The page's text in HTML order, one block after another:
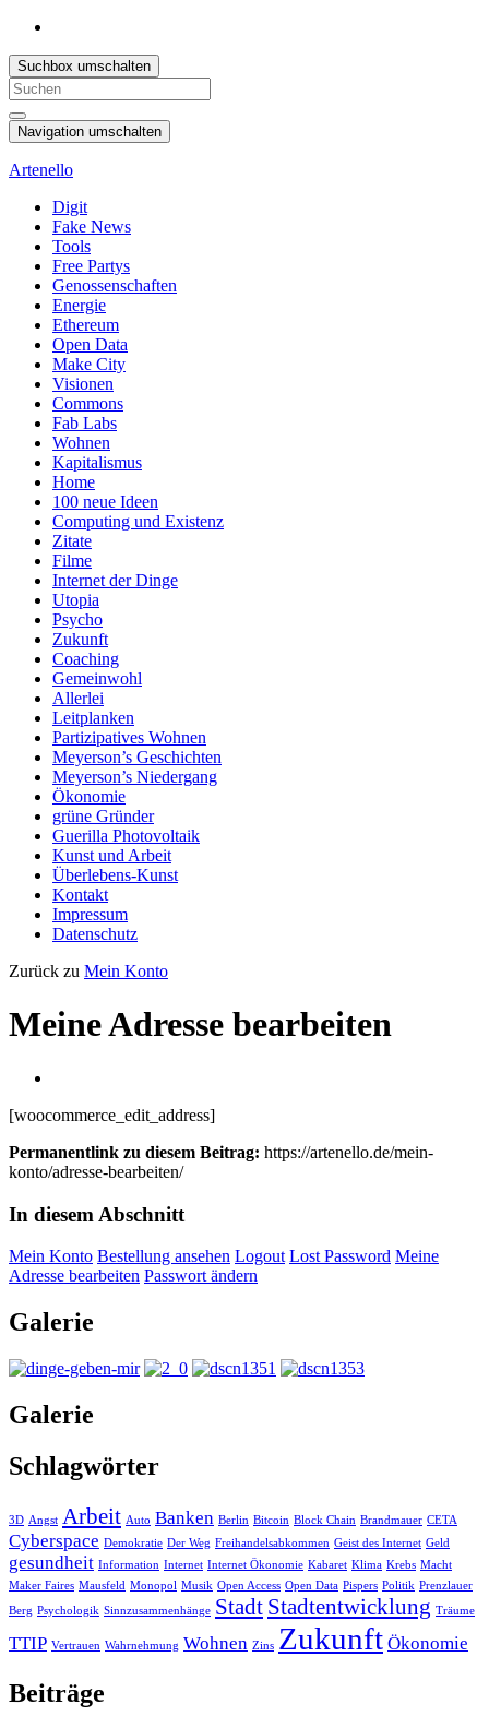
Suchbox umschalten
Search
for:
Navigation umschalten
Artenello
Digit
Fake News
Tools
Free Partys
Genossenschaften
Energie
Ethereum
Open Data
Make City
Visionen
Commons
Fab Labs
Wohnen
Kapitalismus
Home
100 neue Ideen
Computing und Existenz
Zitate
Filme
Internet der Dinge
Utopia
Psycho
Zukunft
Coaching
Gemeinwohl
Allerlei
Leitplanken
Partizipatives Wohnen
Meyerson’s Geschichten
Meyerson’s Niedergang
Ökonomie
grüne Gründer
Guerilla Photovoltaik
Kunst und Arbeit
Überlebens-Kunst
Kontakt
Impressum
Datenschutz
Zurück zu Mein Konto
Meine Adresse bearbeiten
[woocommerce_edit_address]
Permanentlink zu diesem Beitrag: https://artenello.de/mein-
konto/adresse-bearbeiten/
In diesem Abschnitt
Mein Konto Bestellung ansehen Logout Lost Password Meine
Adresse bearbeiten Passwort ändern
Galerie
Galerie
Schlagwörter
3D Angst Arbeit Auto Banken Berlin Bitcoin Block Chain Brandmauer CETA
Cyberspace Demokratie Der Weg Freihandelsabkommen Geist des Internet Geld
gesundheit Information Internet Internet Ökonomie Kabaret Klima Krebs Macht
Maker Faires Mausfeld Monopol Musik Open Access Open Data Pispers Politik Prenzlauer
Berg Psychologik Sinnzusammenhänge Stadt Stadtentwicklung Träume
TTIP Vertrauen Wahrnehmung Wohnen Zins Zukunft Ökonomie
Beiträge